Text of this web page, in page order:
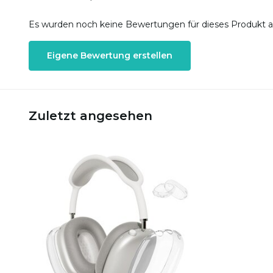
Es wurden noch keine Bewertungen für dieses Produkt
Eigene Bewertung erstellen
Zuletzt angesehen